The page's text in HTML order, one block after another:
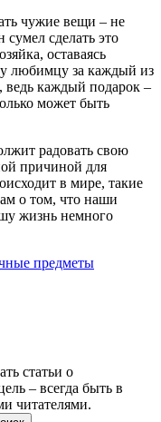
чужие вещи – не
сделать это
оставаясь
любимцу за каждый из
каждый подарок –
может быть
радовать свою
причиной для
в мире, такие
о том, что наши
жизнь немного
предметы
статьи о
– всегда быть в
читателями.